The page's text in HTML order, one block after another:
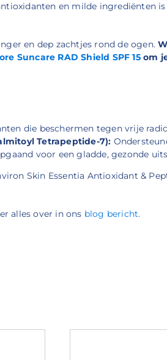
en milde ingrediënten
en dep zachtjes rond de ogen.
Suncare RAD Shield SPF 15om
die beschermen tegen vrije
Tetrapeptide-7):
voor een gladde, gezonde
Skin Essentia Antioxidant &
alles over in ons blog bericht.